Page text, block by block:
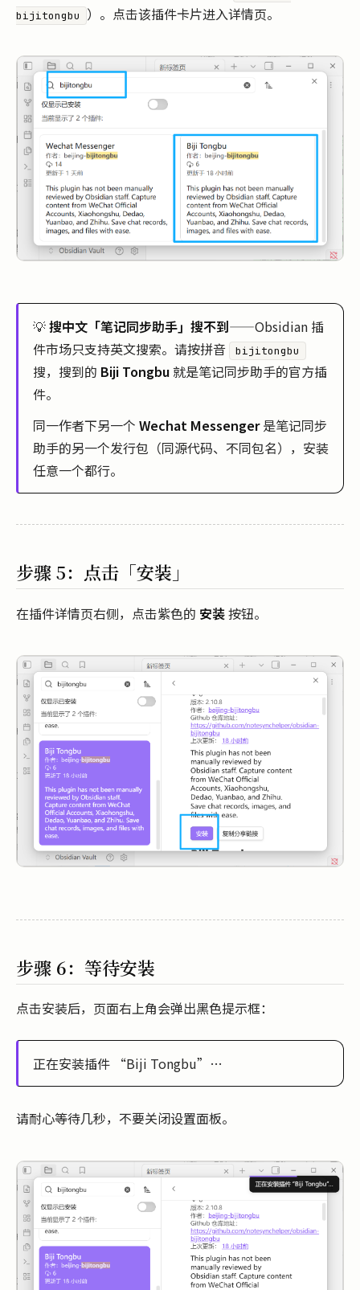
bijitongbu ）。点击该插件卡片进入详情页。
💡搜中文「笔记同步助手」搜不到——Obsidian 插
件市场只支持英文搜索。请按拼音
bijitongbu
搜，搜到的 Biji Tongbu就是笔记同步助手的官方插
件。
同一作者下另一个 Wechat Messenger是笔记同步
助手的另一个发行包（同源代码、不同包名），安装
任意一个都行。
步骤 5：点击「安装」
在插件详情页右侧，点击紫色的 安装按钮。
步骤 6：等待安装
点击安装后，页面右上角会弹出黑色提示框：
正在安装插件 “Biji Tongbu”…
请耐心等待几秒，不要关闭设置面板。